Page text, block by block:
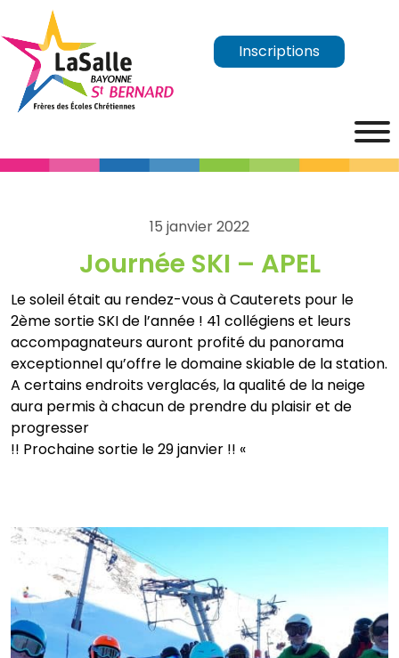
Inscriptions
15 janvier 2022
Journée SKI – APEL
Le soleil était au rendez-vous à Cauterets pour le
2ème sortie SKI de l’année ! 41 collégiens et leurs
accompagnateurs auront profité du panorama
exceptionnel qu’offre le domaine skiable de la station.
A certains endroits verglacés, la qualité de la neige
aura permis à chacun de prendre du plaisir et de
progresser
!! Prochaine sortie le 29 janvier !! «